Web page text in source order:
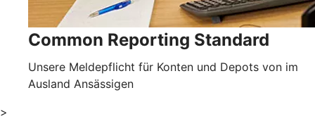
Common Reporting Standard
Unsere Meldepflicht für Konten und Depots von im
Ausland Ansässigen
>